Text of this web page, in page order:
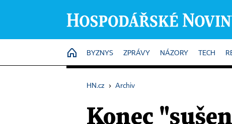
HOME
BYZNYS ZPRÁVY NÁZORY TECH
HN.cz › Archiv
Konec